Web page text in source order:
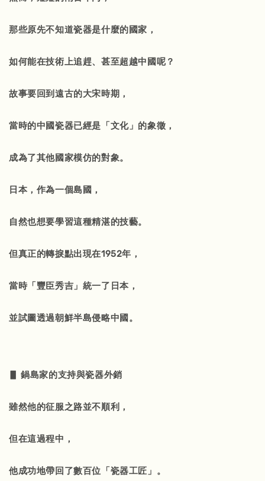
那些原先不知道瓷器是什麼的國家，
如何能在技術上追趕、甚至超越中國呢？
故事要回到遠古的大宋時期，
當時的中國瓷器已經是「文化」的象徵，
成為了其他國家模仿的對象。
日本，作為一個島國，
自然也想要學習這種精湛的技藝。
但真正的轉捩點出現在1952年，
當時「豐臣秀吉」統一了日本，
並試圖透過朝鮮半島侵略中國。
▋ 鍋島家的支持與瓷器外銷
雖然他的征服之路並不順利，
但在這過程中，
他成功地帶回了數百位「瓷器工匠」。